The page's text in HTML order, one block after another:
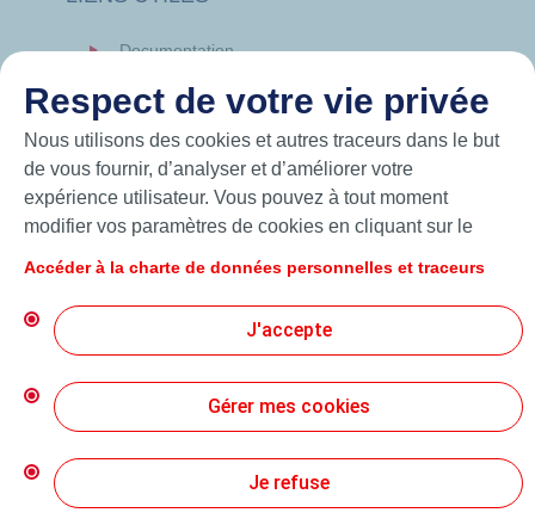
Documentation
Hutchinson.com
© 2026 Hutchinson Precision Sealing Systems
Charte de Protection des Données Personnelles
Respect de votre vie privée
Nous utilisons des cookies et autres traceurs dans le but
de vous fournir, d’analyser et d’améliorer votre
expérience utilisateur. Vous pouvez à tout moment
modifier vos paramètres de cookies en cliquant sur le
« J’accepte », vous acceptez le dépôt de l’ensemble des
cookies. Dans le cas où vous cliquez sur « Je refuse »,
seuls les cookies techniques nécessaires au bon
d’informations, vous pouvez consulter la page « Charte
de données personnelles et traceurs ».
Accéder à la charte de données personnelles et traceurs
J'accepte
Gérer mes cookies
Je refuse